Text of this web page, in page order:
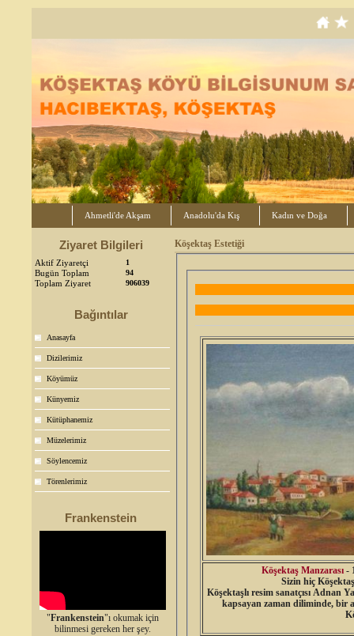
Ahmetli'de Akşam Anadolu'da Kış Kadın ve Doğa
Ziyaret Bilgileri
Aktif Ziyaretçi 1
Bugün Toplam 94
Toplam Ziyaret 906039
Bağıntılar
Anasayfa
Dizilerimiz
Köyümüz
Künyemiz
Kütüphanemiz
Müzelerimiz
Söylencemiz
Törenlerimiz
Frankenstein
"Frankenstein"ı okumak için
bilinmesi gereken her şey.
Köşektaş Estetiği
Köşektaş Manzarası -
Sizin hiç
Köşektaşlı resim sanatçısı Adnan
kapsayan zaman diliminde, bir